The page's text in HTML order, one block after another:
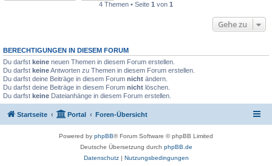
4 Themen • Seite 1 von 1
Gehe zu
BERECHTIGUNGEN IN DIESEM FORUM
Du darfst keine neuen Themen in diesem Forum erstellen.
Du darfst keineAntworten zu Themen in diesem Forum erstellen.
Du darfst deine Beiträge in diesem Forum nicht ändern.
Du darfst deine Beiträge in diesem Forum nicht löschen.
Du darfst keine Dateianhänge in diesem Forum erstellen.
Startseite Portal Foren-Übersicht
Powered by phpBB® Forum Software © phpBB Limited
Deutsche Übersetzung durch phpBB.de
Datenschutz| Nutzungsbedingungen